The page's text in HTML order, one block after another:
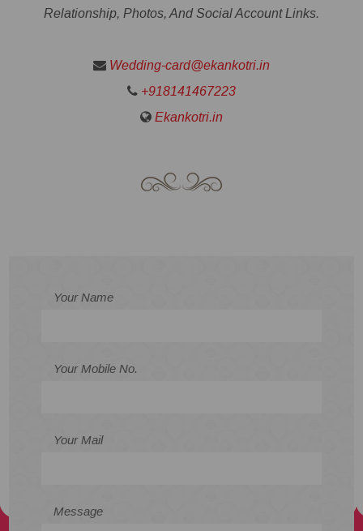
Relationship, Photos, And Social Account Links.
Wedding-card@ekankotri.in
+918141467223
Ekankotri.in
Your Name
Your Mobile No.
Your Mail
Message